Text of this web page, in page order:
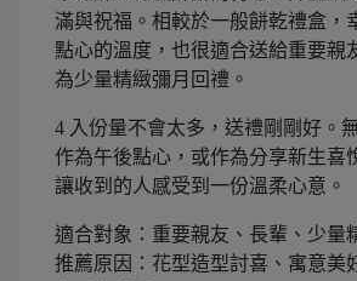
滿與祝福。相較於一般餅乾禮盒，
點心的溫度，也很適合送給重要親
為少量精緻彌月回禮。
4 入份量不會太多，送禮剛剛好。
作為午後點心，或作為分享新生喜
讓收到的人感受到一份溫柔心意。
適合對象：重要親友、長輩、少量
推薦原因：花型造型討喜、寓意美